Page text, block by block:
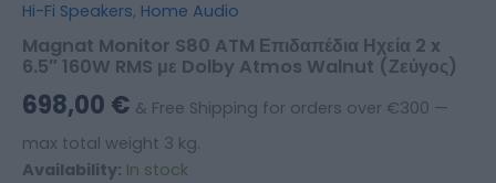
Hi-Fi Speakers, Home Audio
Magnat Monitor S80 ATM Επιδαπέδια Ηχεία 2 x
6.5″ 160W RMS με Dolby Atmos Walnut (Ζεύγος)
698,00 € & Free Shipping for orders over €300 —
max total weight 3 kg.
Availability: In stock